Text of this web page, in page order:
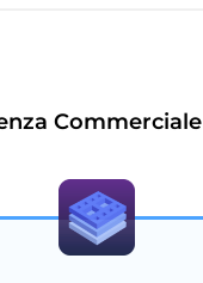
Commerciale